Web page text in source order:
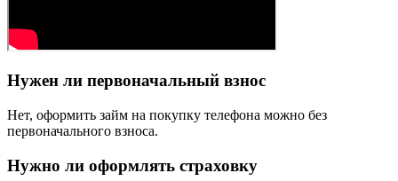
Нужен ли первоначальный взнос
Нет, оформить займ на покупку телефона можно без
первоначального взноса.
Нужно ли оформлять страховку